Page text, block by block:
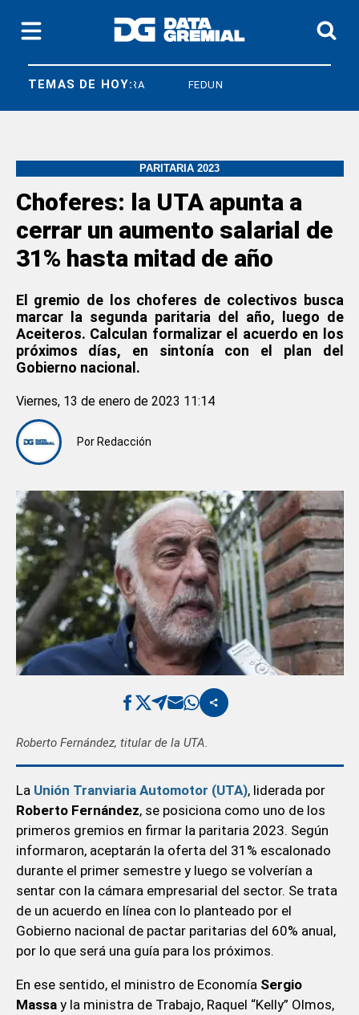
TEMAS DE HOY:
SICONARA FEDUN
PARITARIA 2023
Choferes: la UTA apunta a
cerrar un aumento salarial de
31% hasta mitad de año
El gremio de los choferes de colectivos busca
marcar la segunda paritaria del año, luego de
Aceiteros. Calculan formalizar el acuerdo en los
próximos días, en sintonía con el plan del
Gobierno nacional.
Por Redacción
Viernes, 13 de enero de 2023 11:14
Roberto Fernández, titular de la UTA.
La Unión Tranviaria Automotor (UTA), liderada por
Roberto Fernández, se posiciona como uno de los
primeros gremios en firmar la paritaria 2023. Según
informaron, aceptarán la oferta del 31% escalonado
durante el primer semestre y luego se volverían a
sentar con la cámara empresarial del sector. Se trata
de un acuerdo en línea con lo planteado por el
Gobierno nacional de pactar paritarias del 60% anual,
por lo que será una guía para los próximos.
En ese sentido, el ministro de Economía Sergio
Massay la ministra de Trabajo, Raquel “Kelly” Olmos,